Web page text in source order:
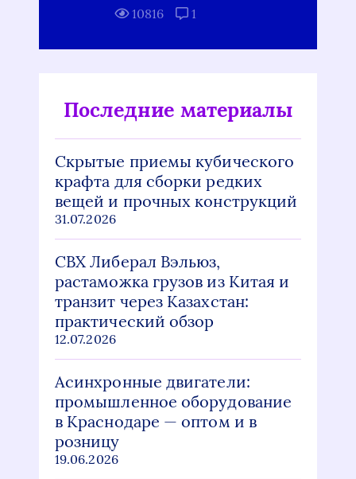
10816 1
Последние материалы
Скрытые приемы кубического
крафта для сборки редких
вещей и прочных конструкций
31.07.2026
СВХ Либерал Вэльюз,
растаможка грузов из Китая и
транзит через Казахстан:
практический обзор
12.07.2026
Асинхронные двигатели:
промышленное оборудование
в Краснодаре — оптом и в
розницу
19.06.2026